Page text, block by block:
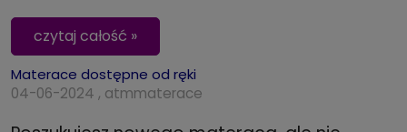
czytaj całość »
Materace dostępne od ręki
04-06-2024 , atmmaterace